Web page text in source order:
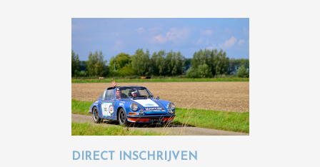
DIRECT INSCHRIJVEN